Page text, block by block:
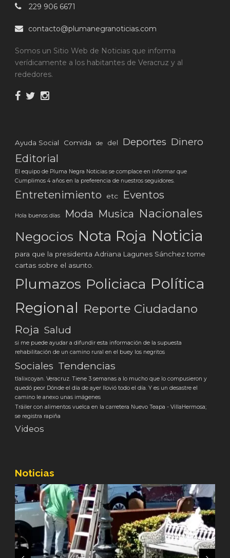
229 906 6671
contacto@plumanegranoticias.com
Somos un Sitio Web de Noticias que informa
verídicamente a los habitantes de Veracruz y al
rededores.
Ayuda Social Comida de del Deportes Dinero
Editorial
El equipo de Pluma Negra Noticias se complace en informar que
Cumplimos 4 años en la preferencia de nuestros seguidores.
Entretenimiento etc Eventos
Hola buenos días Moda Musica Nacionales
Negocios Nota Roja Noticia
para que la presidenta Adriana Lagunes Sánchez tome
cartas sobre el asunto.
Plumazos Policiaca Política
Regional Reporte Ciudadano
Roja Salud
si me puede ayudar a difundir esta información de la supuesta
rehabilitación de un camino rural en el buey los negritos
Sociales Tendencias
tlalixcoyan. Veracruz. Tiene 3 semanas a lo mucho que lo compusieron y
quedó peor Dónde el día de ayer llovió todo el día. Y es un desastre el
camino le anexo unas imágenes
Tráiler con alimentos vuelca en la carretera Nuevo Teapa - VillaHermosa;
se registra rapiña
Videos
Noticias